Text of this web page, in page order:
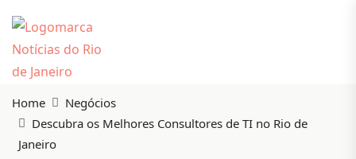
Home
Negócios
Descubra os Melhores Consultores de TI no Rio de
Janeiro